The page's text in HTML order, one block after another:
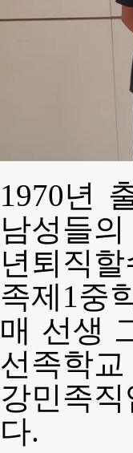
1970년
남성들
년퇴직
족제1중
매 선생
선족학
강민족
다.